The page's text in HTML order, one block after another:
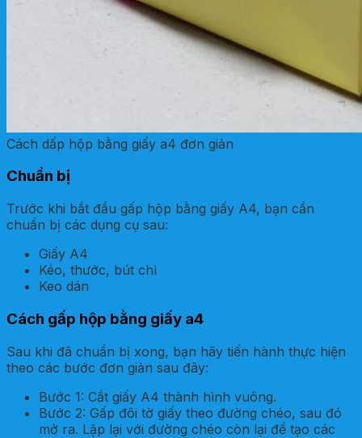
Cách dấp hộp bằng giấy a4 đơn giản
Chuẩn bị
Trước khi bắt đầu gấp hộp bằng giấy A4, bạn cần
chuẩn bị các dụng cụ sau:
Giấy A4
Kéo, thước, bút chì
Keo dán
Cách gấp hộp bằng giấy a4
Sau khi đã chuẩn bị xong, bạn hãy tiến hành thực hiện
theo các bước đơn giản sau đây:
Bước 1: Cắt giấy A4 thành hình vuông.
Bước 2: Gấp đôi tờ giấy theo đường chéo, sau đó
mở ra. Lặp lại với đường chéo còn lại để tạo các